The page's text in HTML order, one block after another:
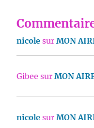
nicole surMON
Gibee surMON
nicole surMON